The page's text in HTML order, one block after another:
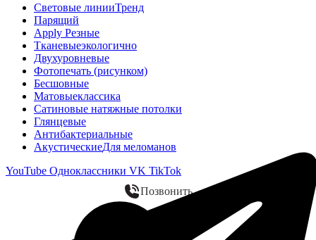
Световые линииТренд
Парящий
Apply Резные
Тканевыеэкологично
Двухуровневые
Фотопечать (рисунком)
Бесшовные
Матовыеклассика
Сатиновые натяжные потолки
Глянцевые
Антибактериальные
АкустическиеДля меломанов
YouTube Одноклассники VK TikTok
Позвонить